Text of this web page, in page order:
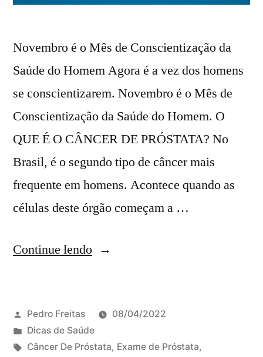
Novembro é o Mês de Conscientização da
Saúde do Homem Agora é a vez dos homens
se conscientizarem. Novembro é o Mês de
Conscientização da Saúde do Homem. O
QUE É O CÂNCER DE PRÓSTATA? No
Brasil, é o segundo tipo de câncer mais
frequente em homens. Acontece quando as
células deste órgão começam a …
Continue lendo
Pedro Freitas
08/04/2022
Dicas de Saúde
Câncer De Próstata, Exame de Próstata,